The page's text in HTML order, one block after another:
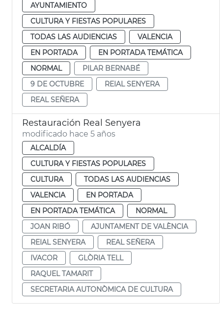
AYUNTAMIENTO
CULTURA Y FIESTAS POPULARES
TODAS LAS AUDIENCIAS
VALENCIA
EN PORTADA
EN PORTADA TEMÁTICA
NORMAL
PILAR BERNABÉ
9 DE OCTUBRE
REIAL SENYERA
REAL SEÑERA
Restauración Real Senyera
modificado hace 5 años
ALCALDÍA
CULTURA Y FIESTAS POPULARES
CULTURA
TODAS LAS AUDIENCIAS
VALENCIA
EN PORTADA
EN PORTADA TEMÁTICA
NORMAL
JOAN RIBÓ
AJUNTAMENT DE VALÈNCIA
REIAL SENYERA
REAL SEÑERA
IVACOR
GLÒRIA TELL
RAQUEL TAMARIT
SECRETARIA AUTONÒMICA DE CULTURA